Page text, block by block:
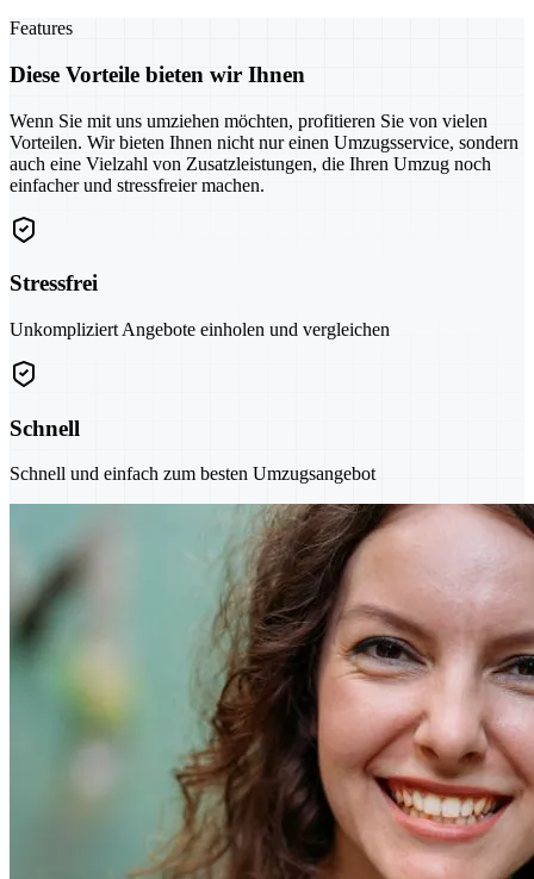
Features
Diese Vorteile bieten wir Ihnen
Wenn Sie mit uns umziehen möchten, profitieren Sie von vielen
Vorteilen. Wir bieten Ihnen nicht nur einen Umzugsservice, sondern
auch eine Vielzahl von Zusatzleistungen, die Ihren Umzug noch
einfacher und stressfreier machen.
Stressfrei
Unkompliziert Angebote einholen und vergleichen
Schnell
Schnell und einfach zum besten Umzugsangebot